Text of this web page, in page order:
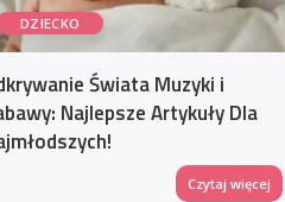
DZIECKO
Świata Muzyki i
Najlepsze Artykuły Dla
Czytaj więcej